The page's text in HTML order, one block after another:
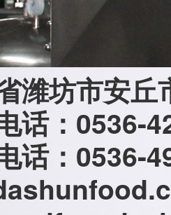
品有限公
潍坊市安
话：0536-
话：